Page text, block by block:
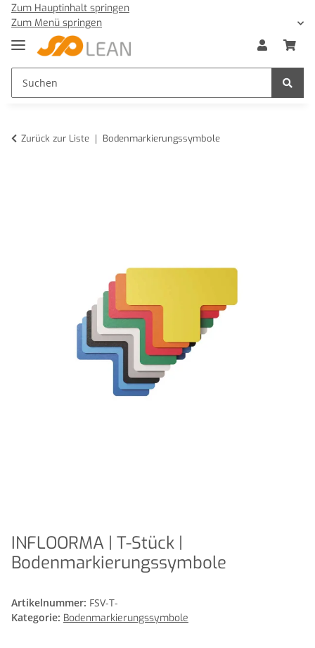
Zum Hauptinhalt springen
Zum Menü springen
Zurück zur Liste Bodenmarkierungssymbole
INFLOORMA | T-Stück |
Bodenmarkierungssymbole
Artikelnummer: FSV-T-
Kategorie: Bodenmarkierungssymbole